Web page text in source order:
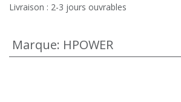
Livraison : 2-3 jours ouvrables
Marque: HPOWER